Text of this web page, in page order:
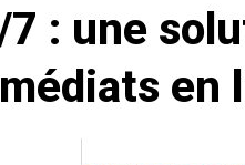
: une
en